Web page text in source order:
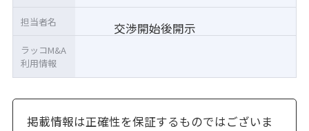
交渉開始後開示
担当者名
ラッコM&A
利用情報
掲載情報は正確性を保証するものではございま